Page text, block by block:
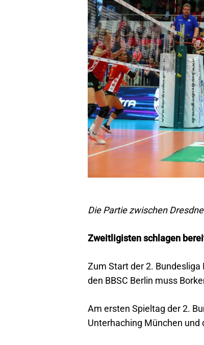
Die Partie zwischen
Zweitligisten schlagen
Zum Start der 2.
den BBSC Berlin muss
Am ersten Spieltag der 2.
Unterhaching München und